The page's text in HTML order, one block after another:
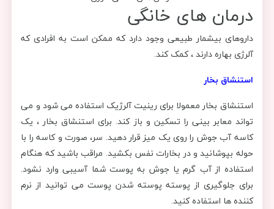
درمان های خانگی
داروهای بیشمار طبیعی وجود دارد که ممکن است به افرادی که
آلرژی بهاره دارند ، کمک کند.
استنشاق بخار
استنشاق بخار معمولا برای رینیت آلرژیک استفاده می شود و می
تواند معابر بینی را تسکین و باز کند. برای استنشاق بخار ، یک
کاسه آب جوش را روی یک میز قرار دهید. سر، صورت و کاسه را با
حوله بپوشانید و در بخارات نفس بکشید. مراقب باشید که هنگام
استفاده از آب گرم یا جوش به پوست شما آسیبی وارد نشود.
برای جلوگیری از پوسته پوسته شدن پوست می توانید از نرم
کننده ها استفاده کنید.